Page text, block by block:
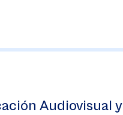
Audiovisual y